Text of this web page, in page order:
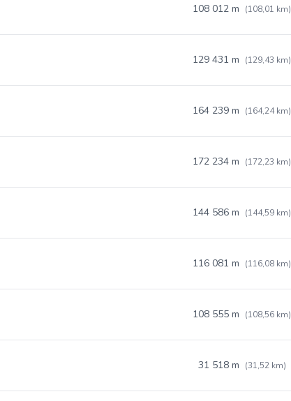
108 012 m (108,01 km)
129 431 m (129,43 km)
164 239 m (164,24 km)
172 234 m (172,23 km)
144 586 m (144,59 km)
116 081 m (116,08 km)
108 555 m (108,56 km)
31 518 m (31,52 km)